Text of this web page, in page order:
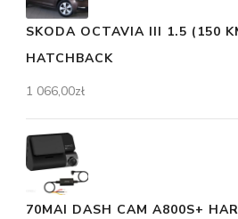
SKODA OCTAVIA III 1.5 (150
HATCHBACK
1 066,00zł
70MAI DASH CAM A800S+